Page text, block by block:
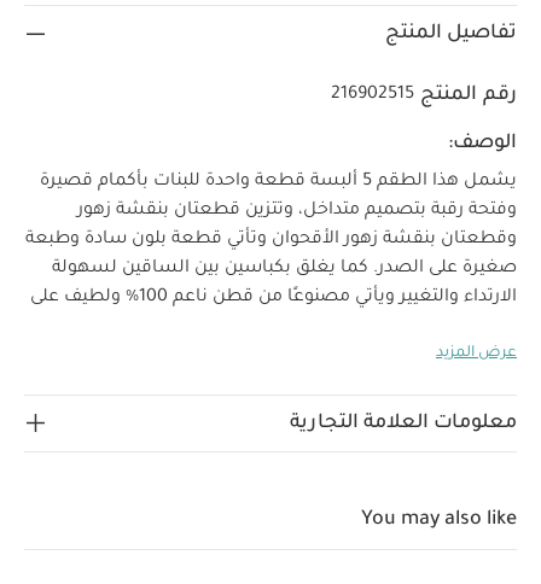
تفاصيل المنتج
رقم المنتج 216902515
الوصف:
يشمل هذا الطقم 5 ألبسة قطعة واحدة للبنات بأكمام قصيرة
وفتحة رقبة بتصميم متداخل، وتتزين قطعتان بنقشة زهور
وقطعتان بنقشة زهور الأقحوان وتأتي قطعة بلون سادة وطبعة
صغيرة على الصدر. كما يغلق بكباسين بين الساقين لسهولة
الارتداء والتغيير ويأتي مصنوعًا من قطن ناعم 100‏‏‏‏%‏‏ ولطيف على
عالية الجودة مثالية لحديثي الولادة، فهي تشمل قطعًا بتفاصيل
يومية أنيقة، مما يجعلها الخيار المفضل للآباء. تجمع مجموعة
فتحة رقبة بتصميم متداخل للشعور بالراحة وسهولة الارتداء
عرض المزيد
معلومات العلامة التجارية
You may also like